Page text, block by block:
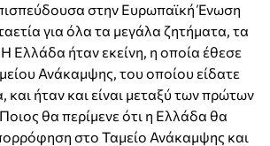
στην Ευρωπαϊκή Ένωση
για όλα τα μεγάλα ζητήματα, τα
Ελλάδα ήταν εκείνη, η οποία έθεσε
Ανάκαμψης, του οποίου είδατε
ήταν και είναι μεταξύ των πρώτων
θα περίμενε ότι η Ελλάδα θα
στο Ταμείο Ανάκαμψης και